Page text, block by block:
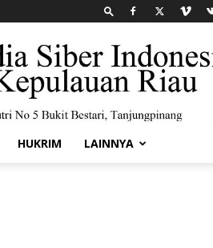
HUKRIM LAINNYA